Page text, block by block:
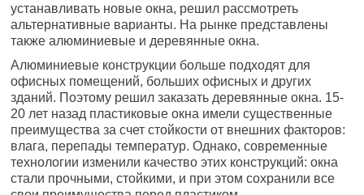
устанавливать новые окна, решил рассмотреть
альтернативные варианты. На рынке представлены
также алюминиевые и деревянные окна.
Алюминиевые конструкции больше подходят для
офисных помещений, больших офисных и других
зданий. Поэтому решил заказать деревянные окна. 15-
20 лет назад пластиковые окна имели существенные
преимущества за счет стойкости от внешних факторов:
влага, перепады температур. Однако, современные
технологии изменили качество этих конструкций: окна
стали прочными, стойкими, и при этом сохранили все